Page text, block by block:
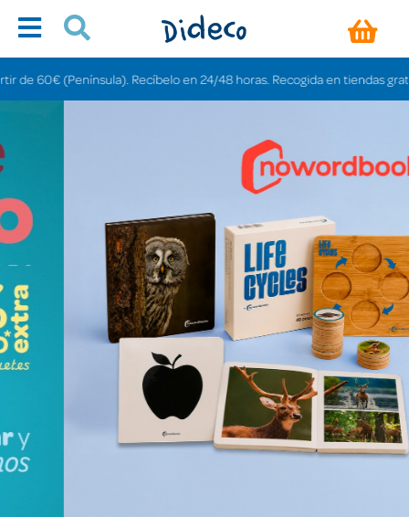
Recíbelo en 24/48 horas. Recogida en tiendas gratis en 3-6 días.